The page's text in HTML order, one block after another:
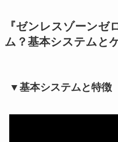
『ゼンレスゾーンゼ
ム？基本システムと
▼基本システムと特徴